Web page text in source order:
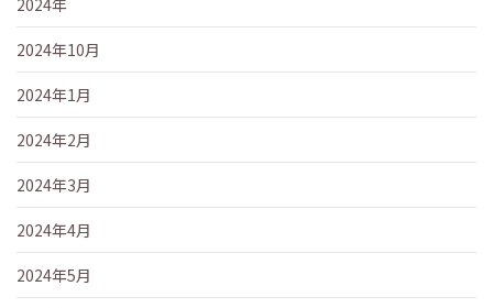
2024年10月
2024年1月
2024年2月
2024年3月
2024年4月
2024年5月